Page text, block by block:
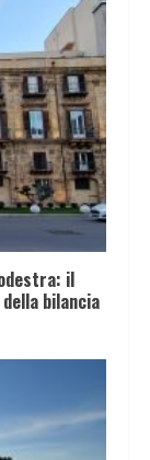
il
bilancia